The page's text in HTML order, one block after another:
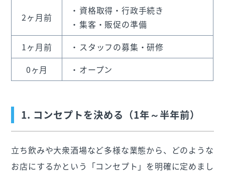
2ヶ月前
資格取得・行政手続き
集客・販促の準備
1ヶ月前
スタッフの募集・研修
0ヶ月
オープン
1. コンセプトを決める（1年～半年前）
立ち飲みや大衆酒場など多様な業態から、どのような
お店にするかという「コンセプト」を明確に定めまし